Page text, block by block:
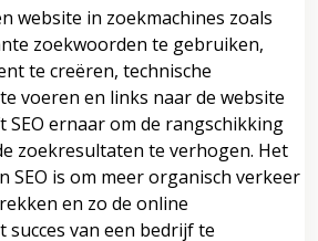
website in zoekmachines zoals
zoekwoorden te gebruiken,
te creëren, technische
voeren en links naar de website
ernaar om de rangschikking
zoekresultaten te verhogen. Het
SEO is om meer organisch verkeer
en zo de online
succes van een bedrijf te